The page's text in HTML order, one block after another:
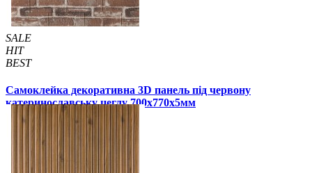
SALE
HIT
BEST
Самоклейка декоративна 3D панель під червону
катеринославську цеглу 700x770x5мм
105 грн 180 грн
4 відгуків